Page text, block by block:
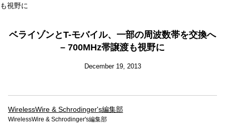
ベライゾンとT-モバイル、一部の周波数帯を交換へ
– 700MHz帯譲渡も視野に
December 19, 2013
WirelessWire & Schrodinger's編集部
WirelessWire & Schrodinger's編集部